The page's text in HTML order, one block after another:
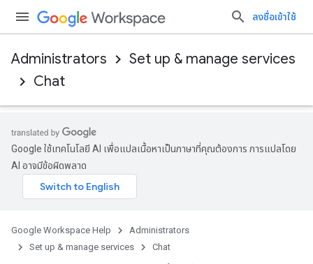
ลงชื่อเข้าใช้
Administrators
Set up & manage services
Chat
Google ใช้เทคโนโลยี AI เพื่อแปลเนื้อหาเป็นภาษาที่คุณต้องการ การแปลโดย
AI อาจมีข้อผิดพลาด
Google Workspace Help
Administrators
Set up & manage services
Chat